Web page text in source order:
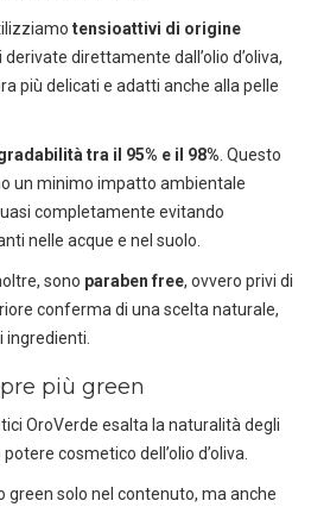
tensioattivi di origine
direttamente dall’olio d’oliva,
più delicati e adatti anche alla pelle
tra il 95% e il 98%. Questo
un minimo impatto ambientale
completamente evitando
nelle acque e nel suolo.
sono paraben free, ovvero privi di
conferma di una scelta naturale,
ingredienti.
più green
OroVerde esalta la naturalità degli
cosmetico dell’olio d’oliva.
green solo nel contenuto, ma anche